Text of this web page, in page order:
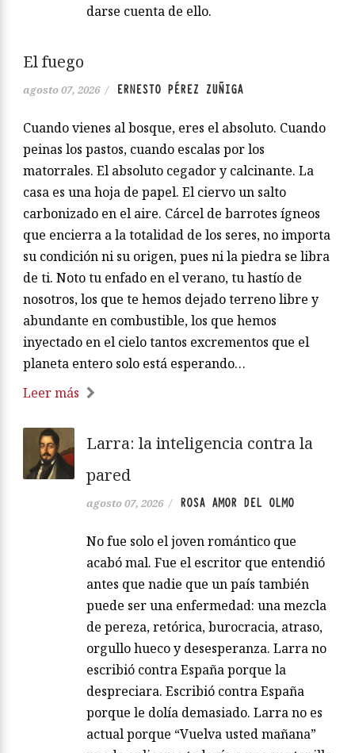
darse cuenta de ello.
El fuego
agosto 07, 2026 / ERNESTO PÉREZ ZUÑIGA
Cuando vienes al bosque, eres el absoluto. Cuando
peinas los pastos, cuando escalas por los
matorrales. El absoluto cegador y calcinante. La
casa es una hoja de papel. El ciervo un salto
carbonizado en el aire. Cárcel de barrotes ígneos
que encierra a la totalidad de los seres, no importa
su condición ni su origen, pues ni la piedra se libra
de ti. Noto tu enfado en el verano, tu hastío de
nosotros, los que te hemos dejado terreno libre y
abundante en combustible, los que hemos
inyectado en el cielo tantos excrementos que el
planeta entero solo está esperando…
Leer más
Larra: la inteligencia contra la
pared
agosto 07, 2026 / ROSA AMOR DEL OLMO
No fue solo el joven romántico que
acabó mal. Fue el escritor que entendió
antes que nadie que un país también
puede ser una enfermedad: una mezcla
de pereza, retórica, burocracia, atraso,
orgullo hueco y desesperanza. Larra no
escribió contra España porque la
despreciara. Escribió contra España
porque le dolía demasiado. Larra no es
actual porque “Vuelva usted mañana”